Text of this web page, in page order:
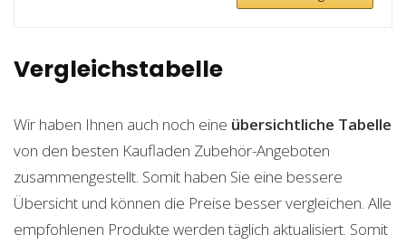
Vergleichstabelle
Wir haben Ihnen auch noch eine übersichtliche Tabelle
von den besten Kaufladen Zubehör-Angeboten
zusammengestellt. Somit haben Sie eine bessere
Übersicht und können die Preise besser vergleichen. Alle
empfohlenen Produkte werden täglich aktualisiert. Somit